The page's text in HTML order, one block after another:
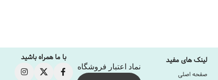
لینک های مفید
صفحه اصلی
نماد اعتبار فروشگاه
با ما همراه باشید